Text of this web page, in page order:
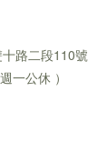
路二段110號
一公休 ）